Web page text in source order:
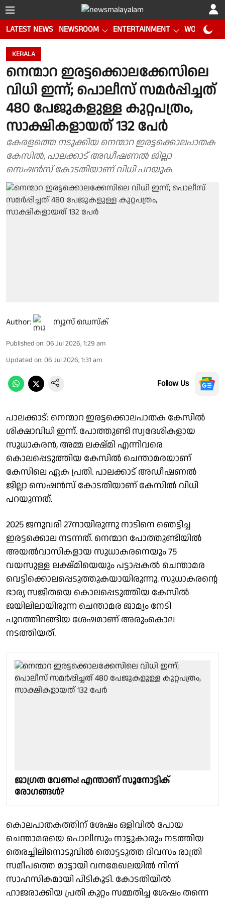
LATEST NEWS NEWSROOM ENTERTAINMENT WORLD CUP
KERALA
നെന്മാറ ഇരട്ടക്കൊലക്കേസിലെ
വിധി ഇന്ന്; പൊലീസ് സമര്‍പ്പിച്ചത്
480 പേജുകളുള്ള കുറ്റപത്രം,
സാക്ഷികളായത് 132 പേര്‍
കേരളത്തെ നടുക്കിയ നെന്മാറ ഇരട്ടക്കൊലപാതക
കേസില്‍, പാലക്കാട് അഡീഷണല്‍ ജില്ലാ
സെഷന്‍സ് കോടതിയാണ് വിധി പറയുക
Author: ന്യൂസ് ഡെസ്ക്
Published on: 06 Jul 2026, 1:29 am
Updated on: 06 Jul 2026, 1:31 am
Follow Us
പാലക്കാട്: നെന്മാറ ഇരട്ടക്കൊലപാതക കേസില്‍
ശിക്ഷാവിധി ഇന്ന്. പോത്തുണ്ടി സ്വദേശികളായ
സുധാകരന്‍, അമ്മ ലക്ഷ്മി എന്നിവരെ
കൊലപ്പെടുത്തിയ കേസില്‍ ചെന്താമരയാണ്
കേസിലെ ഏക പ്രതി. പാലക്കാട് അഡീഷണല്‍
ജില്ലാ സെഷന്‍സ് കോടതിയാണ് കേസില്‍ വിധി
പറയുന്നത്.
2025 ജനുവരി 27നായിരുന്നു നാടിനെ ഞെട്ടിച്ച
ഇരട്ടക്കൊല നടന്നത്. നെന്മാറ പോത്തുണ്ടിയില്‍
അയല്‍വാസികളായ സുധാകരനെയും 75
വയസുള്ള ലക്ഷ്മിയെയും പട്ടാപ്പകല്‍ ചെന്താമര
വെട്ടിക്കൊലപ്പെടുത്തുകയായിരുന്നു. സുധാകരന്റെ
ഭാര്യ സജിതയെ കൊലപ്പെടുത്തിയ കേസില്‍
ജയിലിലായിരുന്ന ചെന്താമര ജാമ്യം നേടി
പുറത്തിറങ്ങിയ ശേഷമാണ് അരുംകൊല
നടത്തിയത്.
ജാഗ്രത വേണം! എന്താണ് സൂനോട്ടിക്
രോഗങ്ങൾ?
കൊലപാതകത്തിന് ശേഷം ഒളിവില്‍ പോയ
ചെന്താമരയെ പൊലീസും നാട്ടുകാരും നടത്തിയ
തെരച്ചിലിനൊടുവില്‍ തൊട്ടടുത്ത ദിവസം രാത്രി
സമീപത്തെ മാട്ടായി വനമേഖലയില്‍ നിന്ന്
സാഹസികമായി പിടികൂടി. കോടതിയില്‍
ഹാജരാക്കിയ പ്രതി കുറ്റം സമ്മതിച്ച ശേഷം തന്നെ